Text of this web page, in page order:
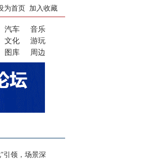
为首页 加入收藏
汽车
音乐
文化
游玩
图库 周边
引领，场景深